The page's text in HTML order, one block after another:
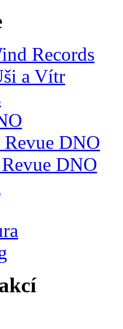
Records
a Vítr
DNO
DNO